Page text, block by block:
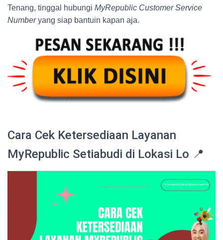
Tenang, tinggal hubungi MyRepublic Customer Service
Numberyang siap bantuin kapan aja.
Cara Cek Ketersediaan Layanan
MyRepublic Setiabudi di Lokasi Lo 📍